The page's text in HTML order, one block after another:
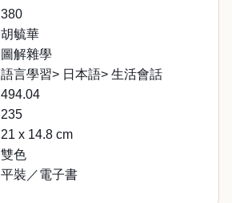
380
胡毓華
圖解雜學
語言學習> 日本語> 生活會話
494.04
235
21 x 14.8 cm
雙色
平裝／電子書